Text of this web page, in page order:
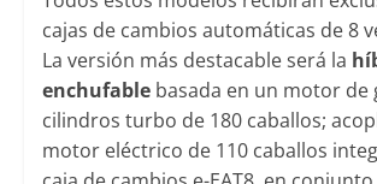
cajas de cambios automáticas de 8
La versión más destacable será la
enchufablebasada en un motor de
cilindros turbo de 180 caballos;
motor eléctrico de 110 caballos